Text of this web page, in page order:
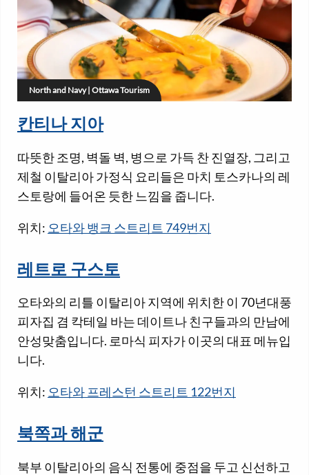
North and Navy | Ottawa Tourism
칸티나 지아
따뜻한 조명, 벽돌 벽, 병으로 가득 찬 진열장, 그리고
제철 이탈리아 가정식 요리들은 마치 토스카나의 레
스토랑에 들어온 듯한 느낌을 줍니다.
위치: 오타와 뱅크 스트리트 749번지
레트로 구스토
오타와의 리틀 이탈리아 지역에 위치한 이 70년대풍
피자집 겸 칵테일 바는 데이트나 친구들과의 만남에
안성맞춤입니다. 로마식 피자가 이곳의 대표 메뉴입
니다.
위치: 오타와 프레스턴 스트리트 122번지
북쪽과 해군
북부 이탈리아의 음식 전통에 중점을 두고 신선하고